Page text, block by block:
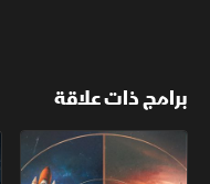
برامج ذات علاقة
روائع العالم.. وسائل النقل